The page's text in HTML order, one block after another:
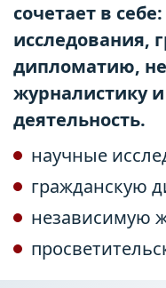
сочетает в
исследования,
дипломатию,
журналистику
деятельность.
научные
гражданскую
независимую